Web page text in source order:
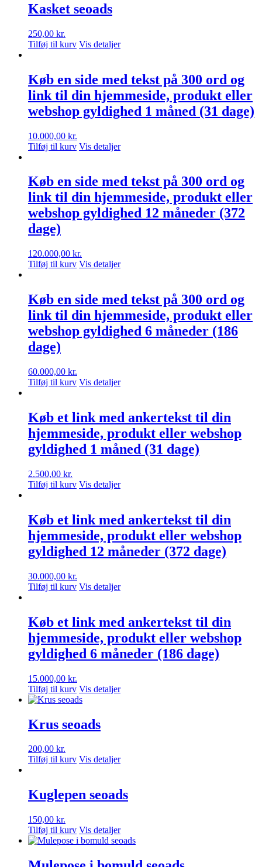
Kasket seoads
250,00 kr.
Tilføj til kurv Vis detaljer
Køb en side med tekst på 300 ord og
link til din hjemmeside, produkt eller
webshop gyldighed 1 måned (31 dage)
10.000,00 kr.
Tilføj til kurv Vis detaljer
Køb en side med tekst på 300 ord og
link til din hjemmeside, produkt eller
webshop gyldighed 12 måneder (372
dage)
120.000,00 kr.
Tilføj til kurv Vis detaljer
Køb en side med tekst på 300 ord og
link til din hjemmeside, produkt eller
webshop gyldighed 6 måneder (186
dage)
60.000,00 kr.
Tilføj til kurv Vis detaljer
Køb et link med ankertekst til din
hjemmeside, produkt eller webshop
gyldighed 1 måned (31 dage)
2.500,00 kr.
Tilføj til kurv Vis detaljer
Køb et link med ankertekst til din
hjemmeside, produkt eller webshop
gyldighed 12 måneder (372 dage)
30.000,00 kr.
Tilføj til kurv Vis detaljer
Køb et link med ankertekst til din
hjemmeside, produkt eller webshop
gyldighed 6 måneder (186 dage)
15.000,00 kr.
Tilføj til kurv Vis detaljer
Krus seoads
200,00 kr.
Tilføj til kurv Vis detaljer
Kuglepen seoads
150,00 kr.
Tilføj til kurv Vis detaljer